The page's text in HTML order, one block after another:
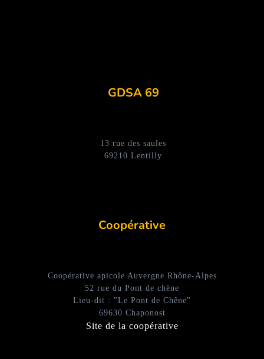
GDSA 69
13 rue des saules
69210 Lentilly
Coopérative
Coopérative apicole Auvergne Rhône-Alpes
52 rue du Pont de chêne
Lieu-dit : "Le Pont de Chêne"
69630 Chaponost
Site de la coopérative